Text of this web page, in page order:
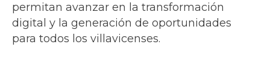
permitan avanzar en la transformación
digital y la generación de oportunidades
para todos los villavicenses.